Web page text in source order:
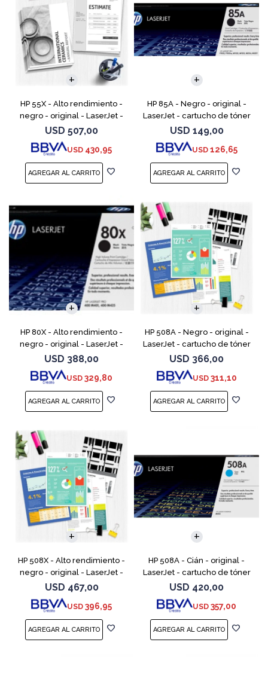
HP 55X - Alto rendimiento -
negro - original - LaserJet -
cartucho de tóner (CE255X) -
para LaserJet Enterprise MFP
M525; LaserJ
USD 507,00
USD 430,95
HP 85A - Negro - original -
LaserJet - cartucho de tóner
(CE285A) - para LaserJet Pro
M1132 MFP, M1212nf MFP,
M1217nfw MFP, P110
USD 149,00
USD 126,65
HP 80X - Alto rendimiento -
negro - original - LaserJet -
cartucho de tóner (CF280X) -
para LaserJet Pro 400 M401,
MFP M425
USD 388,00
USD 329,80
HP 508A - Negro - original -
LaserJet - cartucho de tóner
(CF360A) - para Color
LaserJet Enterprise MFP M577;
LaserJet Enterpris
USD 366,00
USD 311,10
HP 508X - Alto rendimiento -
negro - original - LaserJet -
cartucho de tóner (CF360X) -
para Color LaserJet
Enterprise MFP M577;
USD 467,00
USD 396,95
HP 508A - Cián - original -
LaserJet - cartucho de tóner
(CF361A) - para Color
LaserJet Enterprise MFP M577;
LaserJet Enterprise
USD 420,00
USD 357,00